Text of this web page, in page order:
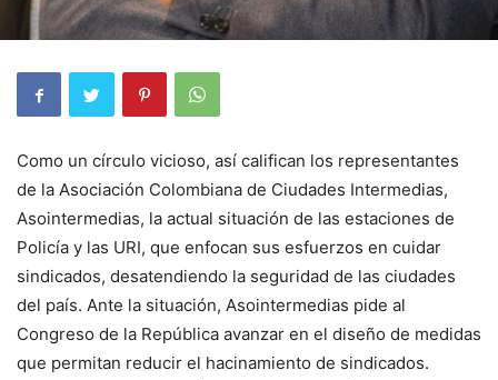
Como un círculo vicioso, así califican los representantes
de la Asociación Colombiana de Ciudades Intermedias,
Asointermedias, la actual situación de las estaciones de
Policía y las URI, que enfocan sus esfuerzos en cuidar
sindicados, desatendiendo la seguridad de las ciudades
del país. Ante la situación, Asointermedias pide al
Congreso de la República avanzar en el diseño de medidas
que permitan reducir el hacinamiento de sindicados.